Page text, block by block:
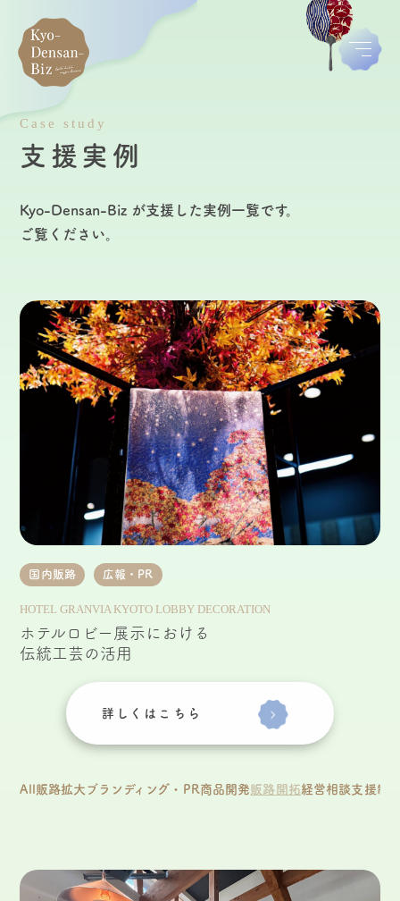
Case study
支援実例
Kyo-Densan-Biz が支援した実例一覧です。
ご覧ください。
国内販路 広報・PR
HOTEL GRANVIA KYOTO LOBBY DECORATION
ホテルロビー展示における
伝統工芸の活用
詳しくはこちら
All販路拡大 ブランディング・PR商品開発販路開拓経営相談支援制